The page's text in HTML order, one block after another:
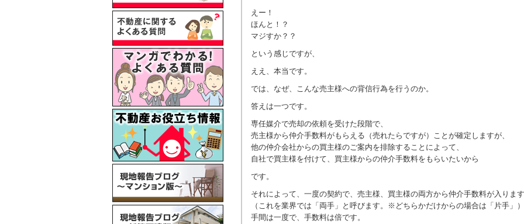
えー！
ほんと！？
マジすか？？
という感じですが、
ええ、本当です。
では、なぜ、こんな売主様への背信行為を行うのか。
答えは一つです。
専任媒介で売却の依頼を受けた段階で、
売主様から仲介手数料がもらえる（売れたらですが）ことが確定しますが、
他の仲介会社からの買主様のご案内を排除することによって、
自社で買主様を付けて、買主様からの仲介手数料をもらいたいから
です。
それによって、一度の契約で、売主様、買主様の両方から仲介手数料が入りま
（これを業界では「両手」と呼びます。※どちらかだけからの場合は「片手」）
手間は一度で、手数料は倍です。